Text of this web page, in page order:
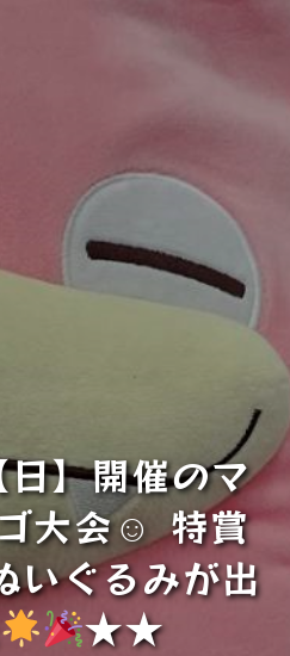
】開催のマ
大会☺ 特賞
いぐるみが出
★★